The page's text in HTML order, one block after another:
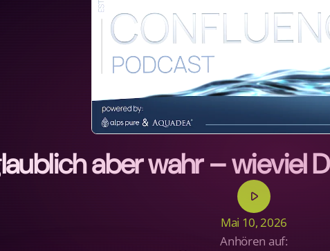
aber wahr – wieviel
play_arrow
Mai 10, 2026
Anhören auf: